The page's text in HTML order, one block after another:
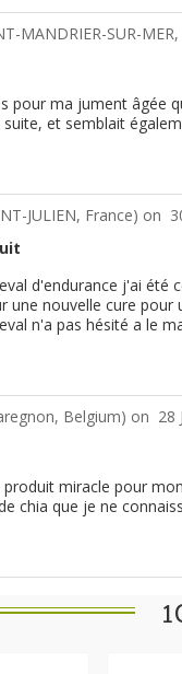
MANDRIER-SUR-
pour ma jument âgée
et semblait
JULIEN, France) on
d'endurance j'ai été
une nouvelle cure pour
n'a pas hésité a le
Belgium) on 28
miracle pour
chia que je ne